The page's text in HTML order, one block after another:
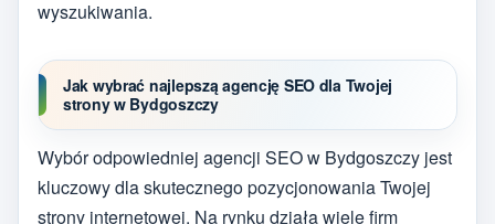
wyszukiwania.
Jak wybrać najlepszą agencję SEO dla Twojej
strony w Bydgoszczy
Wybór odpowiedniej agencji SEO w Bydgoszczy jest
kluczowy dla skutecznego pozycjonowania Twojej
strony internetowej. Na rynku działa wiele firm